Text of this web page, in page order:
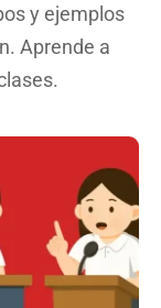
y ejemplos
Aprende a